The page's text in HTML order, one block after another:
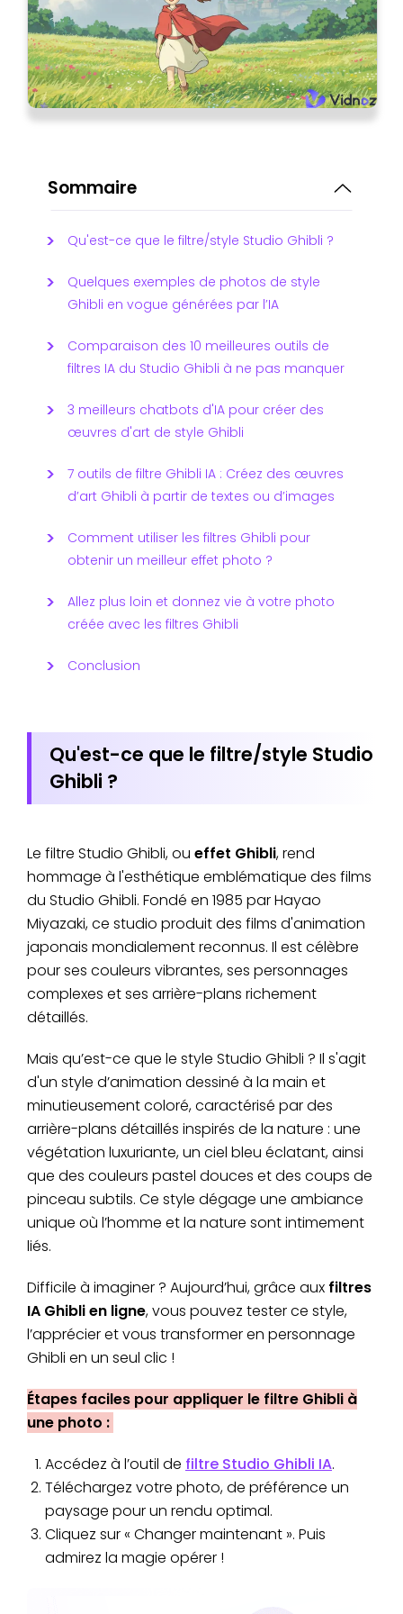
Sommaire
Qu'est-ce que le filtre/style Studio Ghibli ?
Quelques exemples de photos de style
Ghibli en vogue générées par l’IA
Comparaison des 10 meilleures outils de
filtres IA du Studio Ghibli à ne pas manquer
3 meilleurs chatbots d'IA pour créer des
œuvres d'art de style Ghibli
7 outils de filtre Ghibli IA : Créez des œuvres
d’art Ghibli à partir de textes ou d’images
Comment utiliser les filtres Ghibli pour
obtenir un meilleur effet photo ?
Allez plus loin et donnez vie à votre photo
créée avec les filtres Ghibli
Conclusion
Qu'est-ce que le filtre/style Studio
Ghibli ?
Le filtre Studio Ghibli, ou effet Ghibli, rend
hommage à l'esthétique emblématique des films
du Studio Ghibli. Fondé en 1985 par Hayao
Miyazaki, ce studio produit des films d'animation
japonais mondialement reconnus. Il est célèbre
pour ses couleurs vibrantes, ses personnages
complexes et ses arrière-plans richement
détaillés.
Mais qu’est-ce que le style Studio Ghibli ? Il s'agit
d'un style d’animation dessiné à la main et
minutieusement coloré, caractérisé par des
arrière-plans détaillés inspirés de la nature : une
végétation luxuriante, un ciel bleu éclatant, ainsi
que des couleurs pastel douces et des coups de
pinceau subtils. Ce style dégage une ambiance
unique où l’homme et la nature sont intimement
liés.
Difficile à imaginer ? Aujourd’hui, grâce aux filtres
IA Ghibli en ligne, vous pouvez tester ce style,
l’apprécier et vous transformer en personnage
Ghibli en un seul clic !
Étapes faciles pour appliquer le filtre Ghibli à
une photo :
Accédez à l’outil de filtre Studio Ghibli IA.
Téléchargez votre photo, de préférence un
paysage pour un rendu optimal.
Cliquez sur « Changer maintenant ». Puis
admirez la magie opérer !